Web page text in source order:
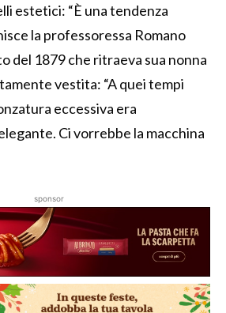
estetici: “È una tendenza
la professoressa Romano
del 1879 che ritraeva sua nonna
vestita: “A quei tempi
eccessiva era
Ci vorrebbe la macchina
sponsor